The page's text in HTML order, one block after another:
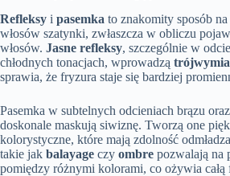
Refleksy i pasemka to znakomity sposób
włosów szatynki, zwłaszcza w obliczu
włosów. Jasne refleksy, szczególnie w
chłodnych tonacjach, wprowadzą
sprawia, że fryzura staje się bardziej
Pasemka w subtelnych odcieniach brązu
doskonale maskują siwiznę. Tworzą one
kolorystyczne, które mają zdolność
takie jak balayage czy ombre pozwalają na
pomiędzy różnymi kolorami, co ożywia całą